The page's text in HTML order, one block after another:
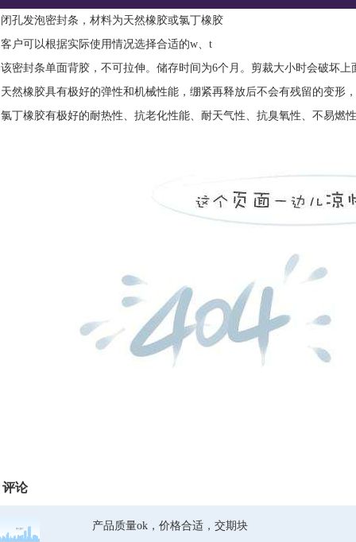
孔发泡密封条，材料为天然橡胶或氯丁橡胶
户可以根据实际使用情况选择合适的w、t
密封条单面背胶，不可拉伸。储存时间为6个月。剪裁大小时会破坏
然橡胶具有极好的弹性和机械性能，绷紧再释放后不会有残留的变形
丁橡胶有极好的耐热性、抗老化性能、耐天气性、抗臭氧性、不易燃
评论
产品质量ok，价格合适，交期块